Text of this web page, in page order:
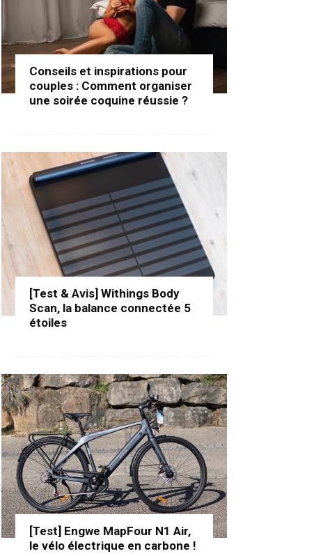
Conseils et inspirations pour
couples : Comment organiser
une soirée coquine réussie ?
[Test & Avis] Withings Body
Scan, la balance connectée 5
étoiles
[Test] Engwe MapFour N1 Air,
le vélo électrique en carbone !